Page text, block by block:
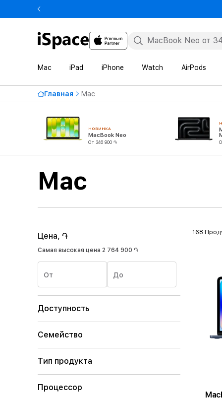
Mac iPad iPhone Watch AirPods
Главная Mac
НОВИНКА
MacBook Neo
От 346 900 ֏
Mac
Цена, ֏
Самая высокая цена 2 764 900 ֏
От До
Доступность
Семейство
Тип продукта
Процессор
168